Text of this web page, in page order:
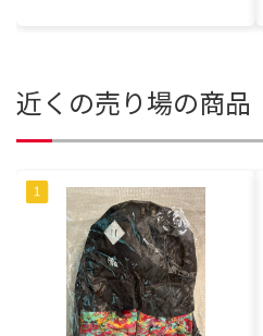
近くの売り場の商品